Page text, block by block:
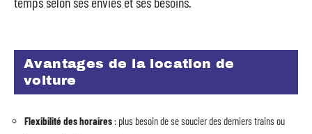
Avantages de la location de
voiture
Flexibilité des horaires : plus besoin de se soucier des derniers trains ou